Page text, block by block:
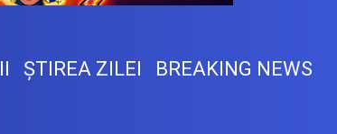
ŞTIREA ZILEI BREAKING NEWS